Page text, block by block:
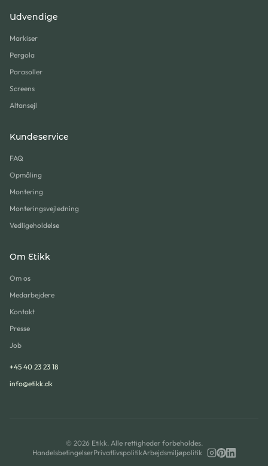
Udvendige
Markiser
Pergola
Parasoller
Screens
Altansejl
Kundeservice
FAQ
Opmåling
Montering
Monteringsvejledning
Vedligeholdelse
Om Etikk
Om os
Medarbejdere
Kontakt
Presse
Job
+45 40 23 23 18
info@etikk.dk
© 2026Etikk. Alle rettigheder forbeholdes.
HandelsbetingelserPrivatlivspolitikArbejdsmiljøpolitik